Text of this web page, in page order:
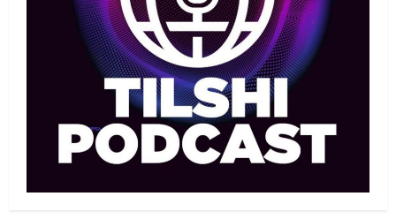
2 07/08/2026
Басты жаңалық Күрес
“Оңай болған жоқ”: Өзбек
файтері өзінен үш есе ауыр
балуанды таза жеңді
07/08/2026
Әйгілі Снайдер мен Тажудинов